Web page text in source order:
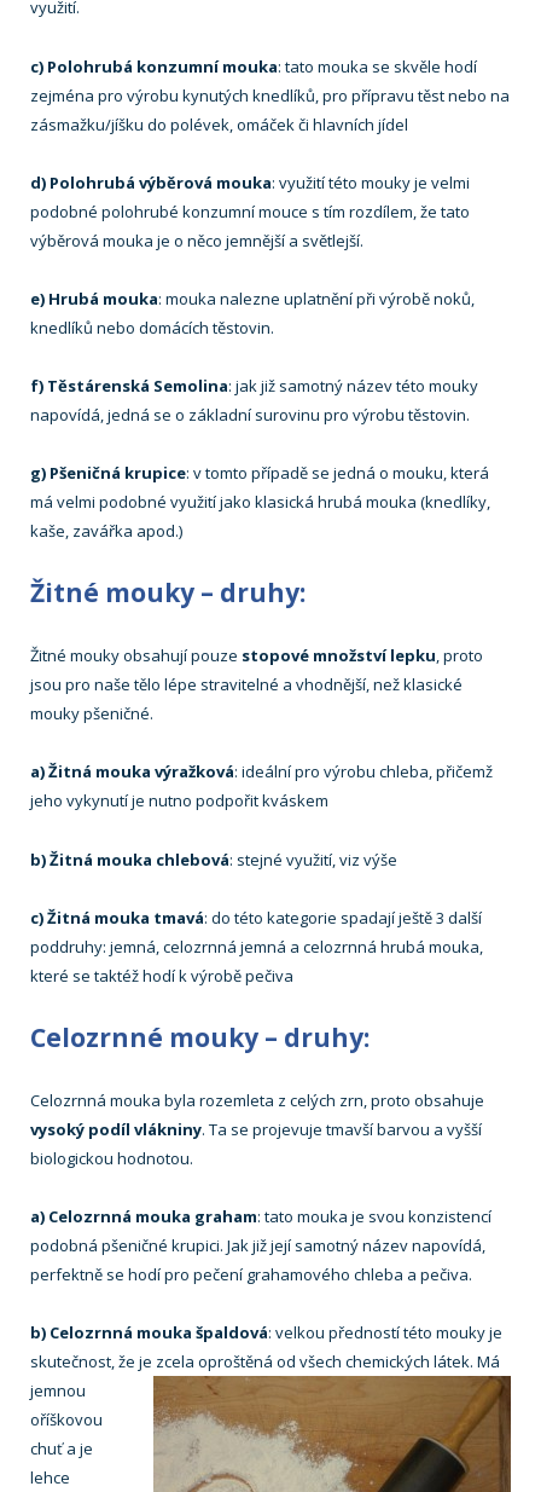
využití.
c) Polohrubá konzumní mouka: tato mouka se skvěle hodí
zejména pro výrobu kynutých knedlíků, pro přípravu těst nebo na
zásmažku/jíšku do polévek, omáček či hlavních jídel
d) Polohrubá výběrová mouka: využití této mouky je velmi
podobné polohrubé konzumní mouce s tím rozdílem, že tato
výběrová mouka je o něco jemnější a světlejší.
e) Hrubá mouka: mouka nalezne uplatnění při výrobě noků,
knedlíků nebo domácích těstovin.
f) Těstárenská Semolina: jak již samotný název této mouky
napovídá, jedná se o základní surovinu pro výrobu těstovin.
g) Pšeničná krupice: v tomto případě se jedná o mouku, která
má velmi podobné využití jako klasická hrubá mouka (knedlíky,
kaše, zavářka apod.)
Žitné mouky – druhy:
Žitné mouky obsahují pouze stopové množství lepku, proto
jsou pro naše tělo lépe stravitelné a vhodnější, než klasické
mouky pšeničné.
a) Žitná mouka výražková: ideální pro výrobu chleba, přičemž
jeho vykynutí je nutno podpořit kváskem
b) Žitná mouka chlebová: stejné využití, viz výše
c) Žitná mouka tmavá: do této kategorie spadají ještě 3 další
poddruhy: jemná, celozrnná jemná a celozrnná hrubá mouka,
které se taktéž hodí k výrobě pečiva
Celozrnné mouky – druhy:
Celozrnná mouka byla rozemleta z celých zrn, proto obsahuje
vysoký podíl vlákniny. Ta se projevuje tmavší barvou a vyšší
biologickou hodnotou.
a) Celozrnná mouka graham: tato mouka je svou konzistencí
podobná pšeničné krupici. Jak již její samotný název napovídá,
perfektně se hodí pro pečení grahamového chleba a pečiva.
b) Celozrnná mouka špaldová: velkou předností této mouky je
skutečnost, že je zcela oproštěná od všech chemických látek. Má
jemnou
oříškovou
chuť a je
lehce